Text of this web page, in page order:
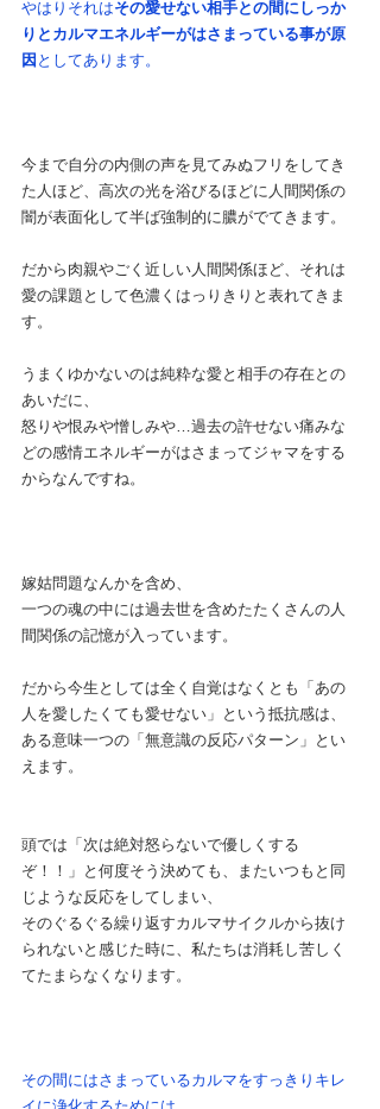
やはりそれはその愛せない相手との間にしっか
りとカルマエネルギーがはさまっている事が原
因 としてあります。
今まで自分の内側の声を見てみぬフリをしてき
た人ほど、高次の光を浴びるほどに人間関係の
闇が表面化して半ば強制的に膿がでてきます。
だから肉親やごく近しい人間関係ほど、それは
愛の課題として色濃くはっりきりと表れてきま
す。
うまくゆかないのは純粋な愛と相手の存在との
あいだに、
怒りや恨みや憎しみや…過去の許せない痛みな
どの感情エネルギーがはさまってジャマをする
からなんですね。
嫁姑問題なんかを含め、
一つの魂の中には過去世を含めたたくさんの人
間関係の記憶が入っています。
だから今生としては全く自覚はなくとも「あの
人を愛したくても愛せない」という抵抗感は、
ある意味一つの「無意識の反応パターン」とい
えます。
頭では「次は絶対怒らないで優しくする
ぞ！！」と何度そう決めても、またいつもと同
じような反応をしてしまい、
そのぐるぐる繰り返すカルマサイクルから抜け
られないと感じた時に、私たちは消耗し苦しく
てたまらなくなります。
その間にはさまっているカルマをすっきりキレ